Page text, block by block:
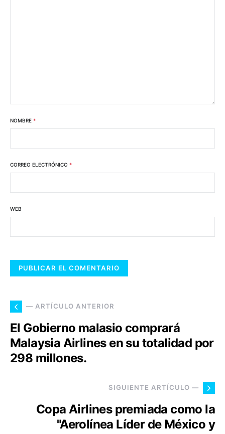
NOMBRE *
CORREO ELECTRÓNICO *
WEB
— ARTÍCULO ANTERIOR
El Gobierno malasio comprará
Malaysia Airlines en su totalidad por
298 millones.
SIGUIENTE ARTÍCULO —
Copa Airlines premiada como la
"Aerolínea Líder de México y